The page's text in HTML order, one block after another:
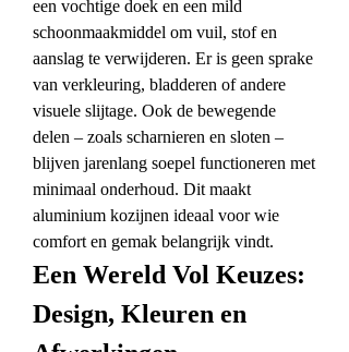
een vochtige doek en een mild
schoonmaakmiddel om vuil, stof en
aanslag te verwijderen. Er is geen sprake
van verkleuring, bladderen of andere
visuele slijtage. Ook de bewegende
delen – zoals scharnieren en sloten –
blijven jarenlang soepel functioneren met
minimaal onderhoud. Dit maakt
aluminium kozijnen ideaal voor wie
comfort en gemak belangrijk vindt.
Een Wereld Vol Keuzes:
Design, Kleuren en